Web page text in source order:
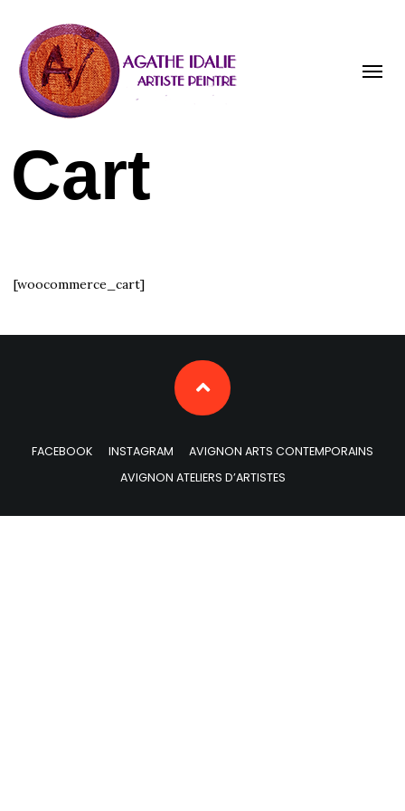
Toggle
Cart
[woocommerce_cart]
FACEBOOK INSTAGRAM
AVIGNON ARTS CONTEMPORAINS
AVIGNON ATELIERS D’ARTISTES